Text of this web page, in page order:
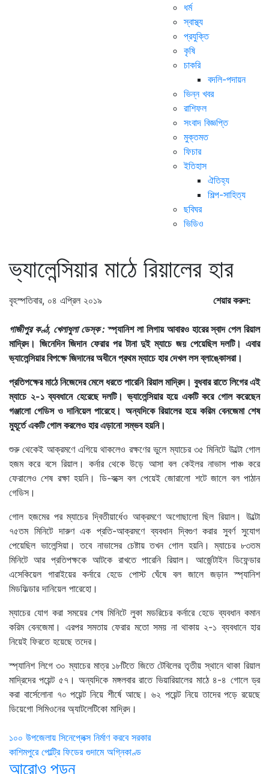
ধর্ম
স্বাস্থ্য
প্রযুক্তি
কৃষি
চাকরি
বদলি-পদায়ন
ভিন্ন খবর
রাশিফল
সংবাদ বিজ্ঞপ্তি
মুক্তমত
ফিচার
ইতিহাস
ঐতিহ্য
শিল্প-সাহিত্য
ছবিঘর
ভিডিও
ভ্যালেন্সিয়ার মাঠে রিয়ালের হার
বৃহস্পতিবার, ০৪ এপ্রিল ২০১৯ শেয়ার করুন:
গাজীপুর কণ্ঠ, খেলাধুলা ডেস্ক : স্প্যানিশ লা লিগায় আবারও হারের স্বাদ পেল রিয়াল
মাদ্রিদ। জিনেদিন জিদান ফেরার পর টানা দুই ম্যাচে জয় পেয়েছিল দলটি। এবার
ভ্যালেন্সিয়ার বিপক্ষে জিদানের অধীনে প্রথম ম্যাচে হার দেখল লস ব্লাঙ্কোসরা।
প্রতিপক্ষের মাঠে নিজেদের মেলে ধরতে পারেনি রিয়াল মাদ্রিদ। বুধবার রাতে লিগের এই
ম্যাচে ২-১ ব্যবধানে হেরেছে দলটি। ভ্যালেন্সিয়ার হয়ে একটি করে গোল করেছেন
গঞ্জালো গেডিস ও দানিয়েল পারেহে। অন্যদিকে রিয়ালের হয়ে করিম বেনজেমা শেষ
মুহূর্তে একটি গোল করলেও হার এড়ানো সম্ভব হয়নি।
শুরু থেকেই আক্রমণে এগিয়ে থাকলেও রক্ষণের ভুলে ম্যাচের ৩৫ মিনিটে উল্টো গোল
হজম করে বসে রিয়াল। কর্নার থেকে উড়ে আসা বল কেইলর নাভাস পাঞ্চ করে
ফেরালেও শেষ রক্ষা হয়নি। ডি-বক্সে বল পেয়েই জোরালো শটে জালে বল পাঠান
গেডিস।
গোল হজমের পর ম্যাচের দ্বিতীয়ার্ধেও আক্রমণে অগোছালো ছিল রিয়াল। উল্টো
৭৫তম মিনিটে দারুণ এক প্রতি-আক্রমণে ব্যবধান দ্বিগুণ করার সুবর্ণ সুযোগ
পেয়েছিল ভালেন্সিয়া। তবে নাভাসের চেষ্টায় তখন গোল হয়নি। ম্যাচের ৮৩তম
মিনিটে আর প্রতিপক্ষকে আটকে রাখতে পারেনি রিয়াল। আর্জেন্টাইন ডিফেন্ডার
এসেকিয়েল গারাইয়ের কর্নারে হেডে পোস্ট ঘেঁষে বল জালে জড়ান স্প্যানিশ
মিডফিল্ডার দানিয়েল পারেহো।
ম্যাচের যোগ করা সময়ের শেষ মিনিটে লুকা মডরিচের কর্নারে হেডে ব্যবধান কমান
করিম বেনজেমা। এরপর সমতায় ফেরার মতো সময় না থাকায় ২-১ ব্যবধানে হার
নিয়েই ফিরতে হয়েছে তদের।
স্প্যানিশ লিগে ৩০ ম্যাচের মাত্র ১৮টিতে জিতে টেবিলের তৃতীয় স্থানে থাকা রিয়াল
মাদ্রিদের পয়েন্ট ৫৭। অন্যদিকে মঙ্গলবার রাতে ভিয়ারিয়ালের মাঠে ৪-৪ গোলে ড্র
করা বার্সেলোনা ৭০ পয়েন্ট নিয়ে শীর্ষে আছে। ৬২ পয়েন্ট নিয়ে তাদের পড়ে রয়েছে
ডিয়েগো সিমিওনের অ্যাটলেটিকো মাদ্রিদ।
Post
navigation
১০০ উপজেলায় সিনেপ্লেক্স নির্মাণ করবে সরকার
কাশিমপুরে পোল্ট্রি ফিডের গুদামে অগ্নিকাণ্ড
আরোও পড়ুন